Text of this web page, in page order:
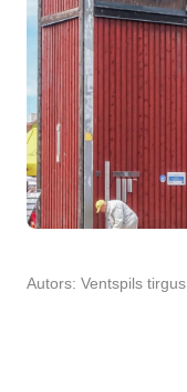
Autors: Ventspils tirgus